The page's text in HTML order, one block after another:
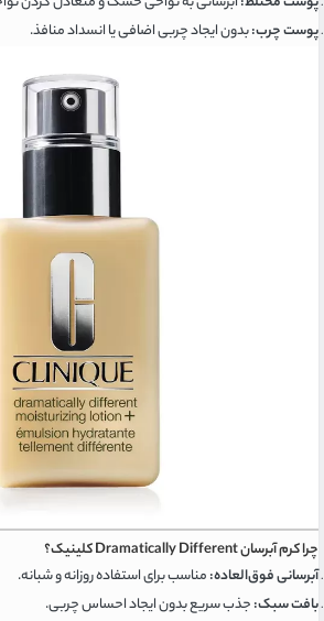
پوست چرب:بدون ایجاد چربی اضافی یا انسداد منافذ.
چرا کرم آبرسان Dramatically Different کلینیک؟
آبرسانی فوق‌العاده:مناسب برای استفاده روزانه و شبانه.
بافت سبک:جذب سریع بدون ایجاد احساس چربی.